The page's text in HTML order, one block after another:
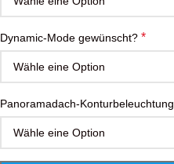
Dynamic-Mode gewünscht? *
Panoramadach-Konturbeleuchtung